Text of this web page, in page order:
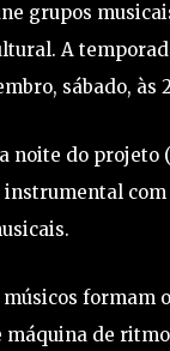
grupos
A
sábado, às
noite do projeto
instrumental
formam
de